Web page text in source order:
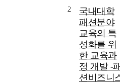
2
국내대학
패션분야
교육의 특
성화를 위
한 교육과
정 개발 -
션비즈니